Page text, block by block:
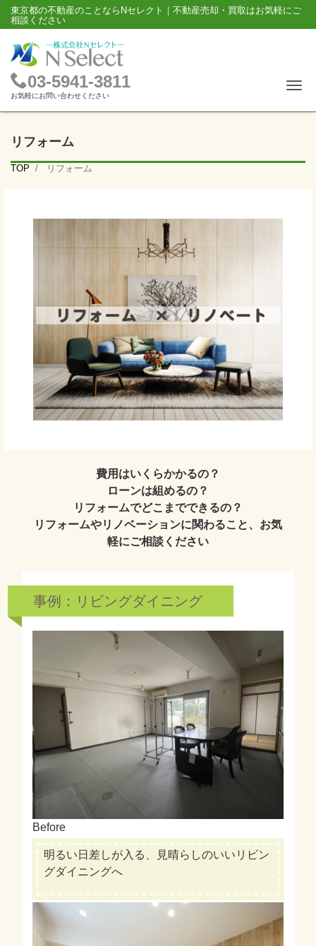
東京都の不動産のことならNセレクト｜不動産売却・買取はお気軽にご
相談ください
03-5941-3811
お気軽にお問い合わせください
リフォーム
TOP リフォーム
費用はいくらかかるの？
ローンは組めるの？
リフォームでどこまでできるの？
リフォームやリノベーションに関わること、お気
軽にご相談ください
事例：リビングダイニング
Before
明るい日差しが入る、見晴らしのいいリビン
グダイニングへ